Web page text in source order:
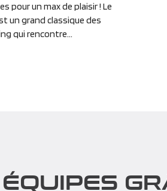
pour un max de plaisir ! Le
un grand classique des
qui rencontre...